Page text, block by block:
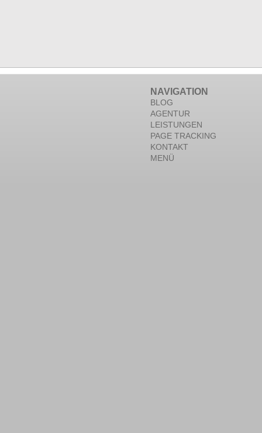
NAVIGATION
BLOG
AGENTUR
LEISTUNGEN
PAGE TRACKING
KONTAKT
MENÜ